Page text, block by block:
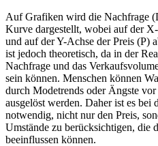
Auf Grafiken wird die Nachfrage
Kurve dargestellt, wobei auf der
und auf der Y-Achse der Preis (P)
ist jedoch theoretisch, da in der
Nachfrage und das
sein können. Menschen können
durch Modetrends oder Ängste vor
ausgelöst werden. Daher ist es bei
notwendig, nicht nur den Preis,
Umstände zu berücksichtigen, die
beeinflussen können.